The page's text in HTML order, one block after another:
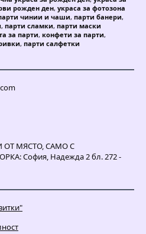
рожден ден, украса за фотозона
чинии и чаши, парти банери,
, парти сламки, парти маски
за парти, конфети за парти,
, парти салфетки
МЯСТО, САМО С
София, Надежда 2 бл. 272 -